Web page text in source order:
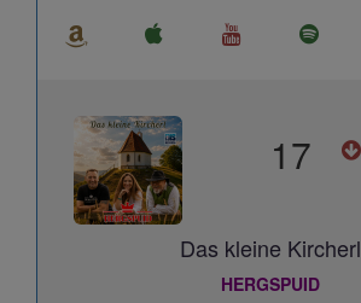
17
Das kleine Kircherl
HERGSPUID